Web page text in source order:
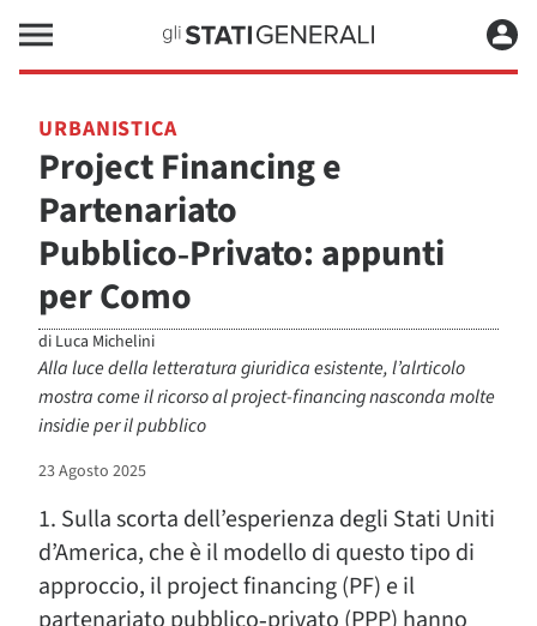
URBANISTICA
Project Financing e
Partenariato
Pubblico‑Privato: appunti
per Como
di Luca Michelini
Alla luce della letteratura giuridica esistente, l’alrticolo
mostra come il ricorso al project-financing nasconda molte
insidie per il pubblico
23 Agosto 2025
1. Sulla scorta dell’esperienza degli Stati Uniti
d’America, che è il modello di questo tipo di
approccio, il project financing (PF) e il